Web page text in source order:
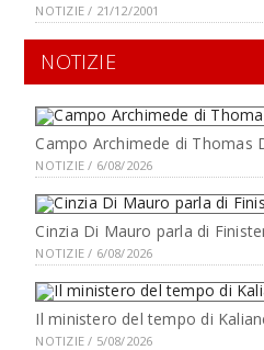
NOTIZIE / 21/12/2001
NOTIZIE
Campo Archimede di Thomas
NOTIZIE / 6/08/2026
Cinzia Di Mauro parla di
NOTIZIE / 6/08/2026
Il ministero del tempo di
NOTIZIE / 5/08/2026